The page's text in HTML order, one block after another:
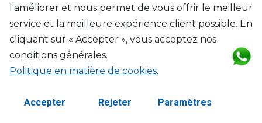
2500ml, H: 12cm, D: 25.5cm
$94
l'améliorer et nous permet de vous offrir le meilleur
service et la meilleure expérience client possible. En
cliquant sur « Accepter », vous acceptez nos
conditions générales.
Politique en matière de cookies.
Accepter Rejeter Paramètres